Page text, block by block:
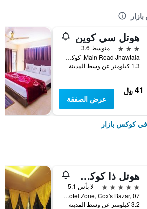
هوتل سي كوين
3 نجوم
متوسط 3.6
Main Road Jhawtala, كوكس بازار, بنغلاديش
1.3 كيلومتر عن وسط المدينة
41 ﷼
عرض الصفقة
كوكس بازار
هوتل ذا كوكس توداي
5 نجوم
لا بأس 5.1
Hotel Motel Zone, Cox's Bazar, 07, كوكس بازار, بنغلاديش
3.2 كيلومتر عن وسط المدينة